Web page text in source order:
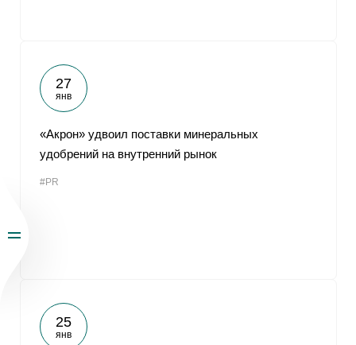
27
янв
«Акрон» удвоил поставки минеральных
удобрений на внутренний рынок
#PR
25
янв